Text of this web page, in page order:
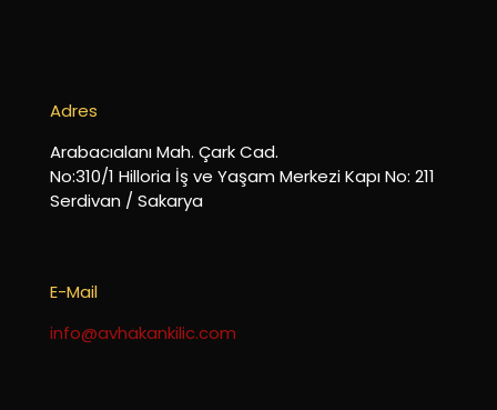
Adres
Arabacıalanı Mah. Çark Cad.
No:310/1 Hilloria İş ve Yaşam Merkezi Kapı No: 211
Serdivan / Sakarya
E-Mail
info@avhakankilic.com